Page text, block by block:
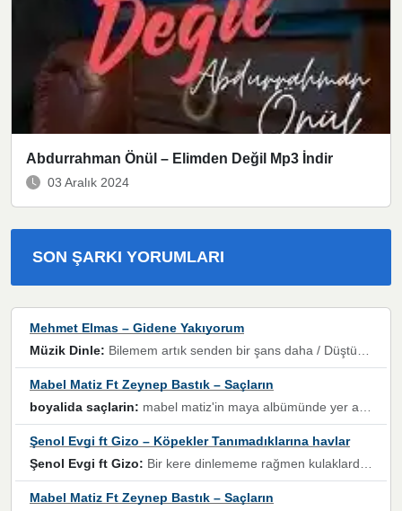
Abdurrahman Önül – Elimden Değil Mp3 İndir
03 Aralık 2024
SON ŞARKI YORUMLARI
Mehmet Elmas – Gidene Yakıyorum
Müzik Dinle: Bilemem artık senden bir şans daha / Düştüğün zaman ben olmayacağım yanında” dizeleri, artık geçmişin tekrarına izin verilmeyeceğini, kişisel sınırların çizildiğini gösteriyor.
Mabel Matiz Ft Zeynep Bastık – Saçların
boyalida saçlarin: mabel matiz'in maya albümünde yer alan güzellerden. parça da şarkı hani! müzikal altyapısına vurulduğum, sözlerinde kaybolduğum bir parça olmuş.
Şenol Evgi ft Gizo – Köpekler Tanımadıklarına havlar
Şenol Evgi ft Gizo: Bir kere dinlememe rağmen kulaklardan gitmiyor sen sen sen sen kurban ol sen sen sen sen hayran ol yükses ses müzik dinleme sebebisiniz canlar bomba gibi patladınız maşallah
Mabel Matiz Ft Zeynep Bastık – Saçların